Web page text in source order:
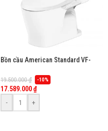
Bồn cầu American Standard VF-
tử Slim WP-7SR1(Pristine), dòng
Loven
19.500.000₫ -10%
17.589.000₫
-
+